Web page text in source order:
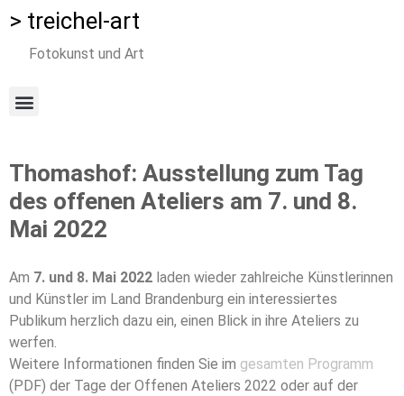
> treichel-art
Fotokunst und Art
Thomashof: Ausstellung zum Tag
des offenen Ateliers am 7. und 8.
Mai 2022
Am 7. und 8. Mai 2022 laden wieder zahlreiche Künstlerinnen
und Künstler im Land Brandenburg ein interessiertes
Publikum herzlich dazu ein, einen Blick in ihre Ateliers zu
werfen.
Weitere Informationen finden Sie im gesamten Programm
(PDF) der Tage der Offenen Ateliers 2022 oder auf der